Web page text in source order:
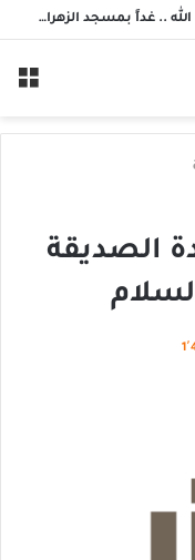
تطوع معنا وشاركنا ثواب العناية بييوت الله .. غداً بمسجد الزهراء بحلة محيش
الصديقة